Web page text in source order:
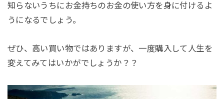
知らないうちにお金持ちのお金の使い方を身に付けるよ
うになるでしょう。
ぜひ、高い買い物ではありますが、一度購入して人生を
変えてみてはいかがでしょうか？？